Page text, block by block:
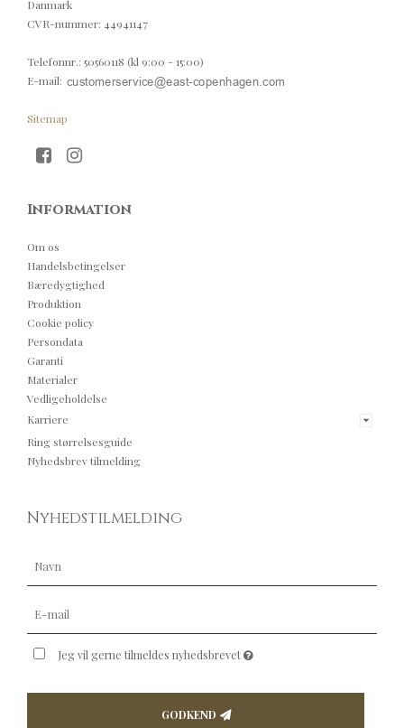
Danmark
CVR-nummer: 44941147
Telefonnr.: 50560118 (kl 9:00 - 15:00)
E-mail:
Sitemap
Information
Om os
Handelsbetingelser
Bæredygtighed
Produktion
Cookie policy
Persondata
Garanti
Materialer
Vedligeholdelse
Karriere
Ring størrelsesguide
Nyhedsbrev tilmelding
Nyhedstilmelding
Jeg vil gerne tilmeldes nyhedsbrevet
GODKEND